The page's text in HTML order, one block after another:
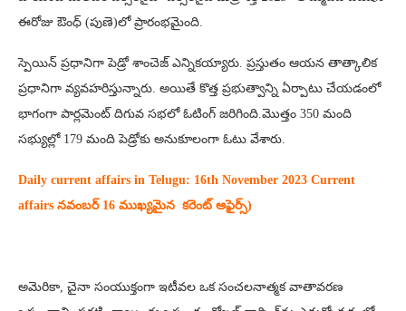
ఈరోజు ఔంధ్ (పుణె)లో ప్రారంభమైంది.
స్పెయిన్‌ ప్రధానిగా పెడ్రో శాంచెజ్‌ ఎన్నికయ్యారు. ప్రస్తుతం ఆయన తాత్కాలిక
ప్రధానిగా వ్యవహరిస్తున్నారు. అయితే కొత్త ప్రభుత్వాన్ని ఏర్పాటు చేయడంలో
భాగంగా పార్లమెంట్‌ దిగువ సభలో ఓటింగ్‌ జరిగింది.మొత్తం 350 మంది
సభ్యుల్లో 179 మంది పెడ్రోకు అనుకూలంగా ఓటు వేశారు.
Daily current affairs in Telugu: 16th November 2023 Current
affairs నవంబర్ 16 ముఖ్యమైన కరెంట్ అఫైర్స్‌)
అమెరికా, చైనా సంయుక్తంగా ఇటీవల ఒక సంచలనాత్మక వాతావరణ